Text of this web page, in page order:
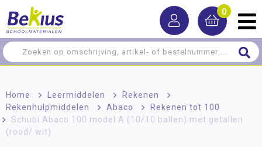
0
Home > Leermiddelen > Rekenen
>
Rekenhulpmiddelen
> Abaco > Rekenen tot 100
Schubi Abaco 100 model A (10/10 ballen) met getallen
(rood/ wit)